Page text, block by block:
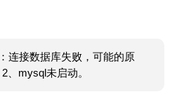
连接数据库失败，可能的原
、mysql未启动。